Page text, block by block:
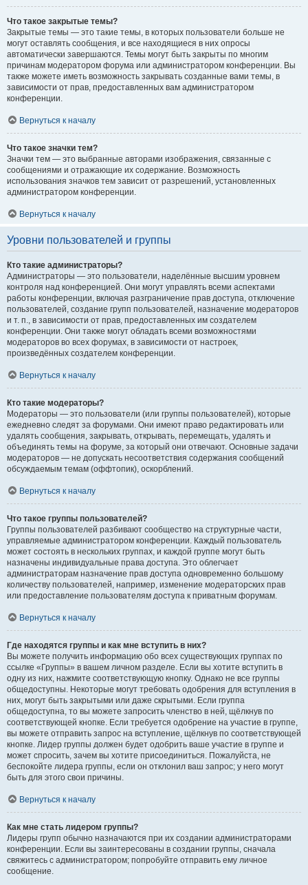
Что такое закрытые темы?
Закрытые темы — это такие темы, в которых пользователи больше не
могут оставлять сообщения, и все находящиеся в них опросы
автоматически завершаются. Темы могут быть закрыты по многим
причинам модератором форума или администратором конференции. Вы
также можете иметь возможность закрывать созданные вами темы, в
зависимости от прав, предоставленных вам администратором
конференции.
Вернуться к началу
Что такое значки тем?
Значки тем — это выбранные авторами изображения, связанные с
сообщениями и отражающие их содержание. Возможность
использования значков тем зависит от разрешений, установленных
администратором конференции.
Вернуться к началу
Уровни пользователей и группы
Кто такие администраторы?
Администраторы — это пользователи, наделённые высшим уровнем
контроля над конференцией. Они могут управлять всеми аспектами
работы конференции, включая разграничение прав доступа, отключение
пользователей, создание групп пользователей, назначение модераторов
и т. п., в зависимости от прав, предоставленных им создателем
конференции. Они также могут обладать всеми возможностями
модераторов во всех форумах, в зависимости от настроек,
произведённых создателем конференции.
Вернуться к началу
Кто такие модераторы?
Модераторы — это пользователи (или группы пользователей), которые
ежедневно следят за форумами. Они имеют право редактировать или
удалять сообщения, закрывать, открывать, перемещать, удалять и
объединять темы на форуме, за который они отвечают. Основные задачи
модераторов — не допускать несоответствия содержания сообщений
обсуждаемым темам (оффтопик), оскорблений.
Вернуться к началу
Что такое группы пользователей?
Группы пользователей разбивают сообщество на структурные части,
управляемые администратором конференции. Каждый пользователь
может состоять в нескольких группах, и каждой группе могут быть
назначены индивидуальные права доступа. Это облегчает
администраторам назначение прав доступа одновременно большому
количеству пользователей, например, изменение модераторских прав
или предоставление пользователям доступа к приватным форумам.
Вернуться к началу
Где находятся группы и как мне вступить в них?
Вы можете получить информацию обо всех существующих группах по
ссылке «Группы» в вашем личном разделе. Если вы хотите вступить в
одну из них, нажмите соответствующую кнопку. Однако не все группы
общедоступны. Некоторые могут требовать одобрения для вступления в
них, могут быть закрытыми или даже скрытыми. Если группа
общедоступна, то вы можете запросить членство в ней, щёлкнув по
соответствующей кнопке. Если требуется одобрение на участие в группе,
вы можете отправить запрос на вступление, щёлкнув по соответствующей
кнопке. Лидер группы должен будет одобрить ваше участие в группе и
может спросить, зачем вы хотите присоединиться. Пожалуйста, не
беспокойте лидера группы, если он отклонил ваш запрос; у него могут
быть для этого свои причины.
Вернуться к началу
Как мне стать лидером группы?
Лидеры групп обычно назначаются при их создании администраторами
конференции. Если вы заинтересованы в создании группы, сначала
свяжитесь с администратором; попробуйте отправить ему личное
сообщение.